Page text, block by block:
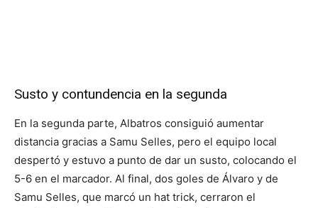
Susto y contundencia en la segunda
En la segunda parte, Albatros consiguió aumentar
distancia gracias a Samu Selles, pero el equipo local
despertó y estuvo a punto de dar un susto, colocando el
5-6 en el marcador. Al final, dos goles de Álvaro y de
Samu Selles, que marcó un hat trick, cerraron el